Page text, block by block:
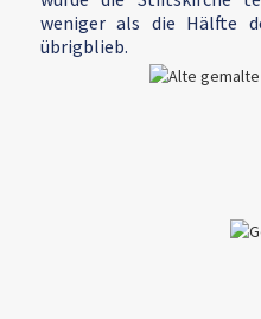
weniger als die Hälfte
übrigblieb.